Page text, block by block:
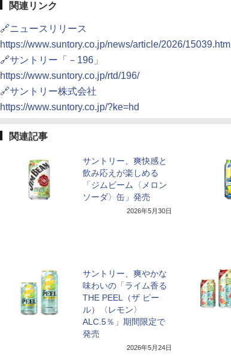
関連リンク
🔗ニュースリリース
https://www.suntory.co.jp/news/article/2026/15039.html
🔗サントリー「－196」
https://www.suntory.co.jp/rtd/196/
🔗サントリー株式会社
https://www.suntory.co.jp/?ke=hd
関連記事
サントリー、爽快感と
飲み応えが楽しめる
「ジムビーム〈メロン
ソーダ〉缶」発売
2026年5月30日
サントリー、爽やかな
味わいの「ライム香る
THE PEEL（ザ ピー
ル）〈レモン〉
ALC.5％」期間限定で
発売
2026年5月24日